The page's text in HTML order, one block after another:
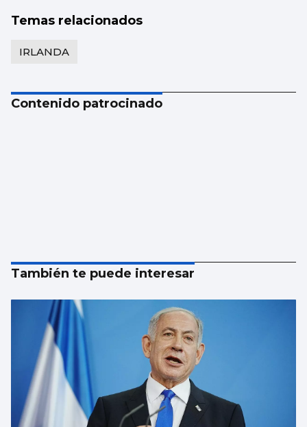
Temas relacionados
IRLANDA
Contenido patrocinado
También te puede interesar